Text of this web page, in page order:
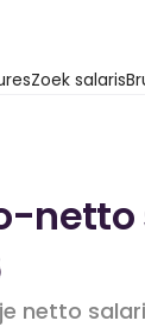
Zoek salaris
netto
netto